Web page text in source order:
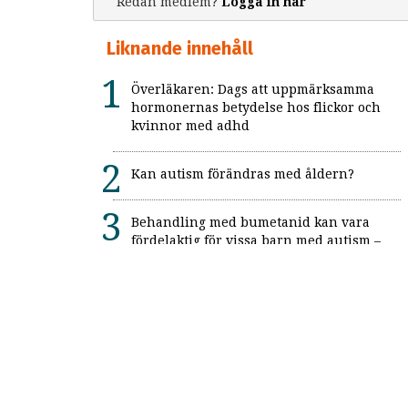
Liknande innehåll
Överläkaren: Dags att uppmärksamma
hormonernas betydelse hos flickor och
kvinnor med adhd
Kan autism förändras med åldern?
Behandling med bumetanid kan vara
fördelaktig för vissa barn med autism –